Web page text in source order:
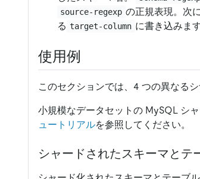
source-regexp の正規表現。次
る target-column に書き込みます
使用例
このセクションでは、4 つの異なる
小規模なデータセットの MySQL シ
ュートリアルを参照してください。
シャードされたスキーマとテ